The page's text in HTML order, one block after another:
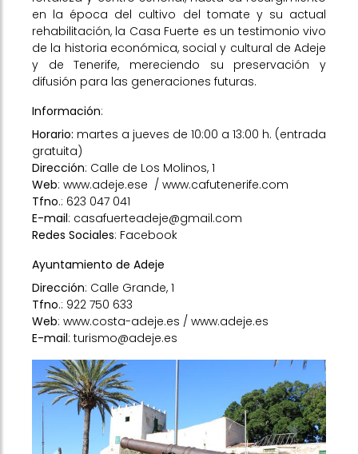
en la época del cultivo del tomate y su actual
rehabilitación, la Casa Fuerte es un testimonio vivo
de la historia económica, social y cultural de Adeje
y de Tenerife, mereciendo su preservación y
difusión para las generaciones futuras.
Información:
Horario: martes a jueves de 10:00 a 13:00 h. (entrada
gratuita)
Dirección: Calle de Los Molinos, 1
Web: www.adeje.ese / www.cafutenerife.com
Tfno.: 623 047 041
E-mail: casafuerteadeje@gmail.com
Redes Sociales: Facebook
Ayuntamiento de Adeje
Dirección: Calle Grande, 1
Tfno.: 922 750 633
Web: www.costa-adeje.es / www.adeje.es
E-mail: turismo@adeje.es